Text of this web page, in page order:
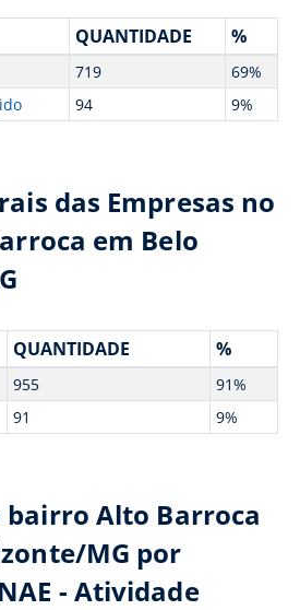
QUANTIDADE %
719
69%
94 9%
das Empresas no
em Belo
QUANTIDADE %
955
91%
91 9%
bairro Alto Barroca
MG por
- Atividade